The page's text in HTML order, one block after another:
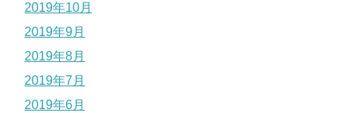
2019年10月
2019年9月
2019年8月
2019年7月
2019年6月